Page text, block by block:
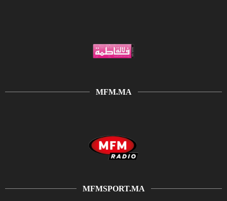
MFM.MA
MFMSPORT.MA